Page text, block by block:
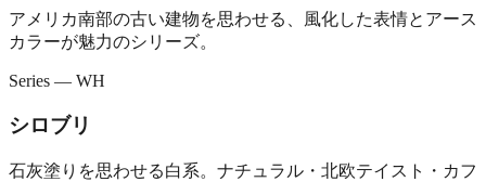
アメリカ南部の古い建物を思わせる、風化した表情とアース
カラーが魅力のシリーズ。
Series — WH
シロブリ
石灰塗りを思わせる白系。ナチュラル・北欧テイスト・カフ